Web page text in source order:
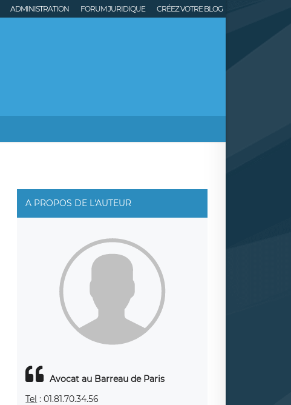
ADMINISTRATION FORUM JURIDIQUE CRÉEZ VOTRE BLOG
A PROPOS DE L'AUTEUR
Avocat au Barreau de Paris
Tel : 01.81.70.34.56